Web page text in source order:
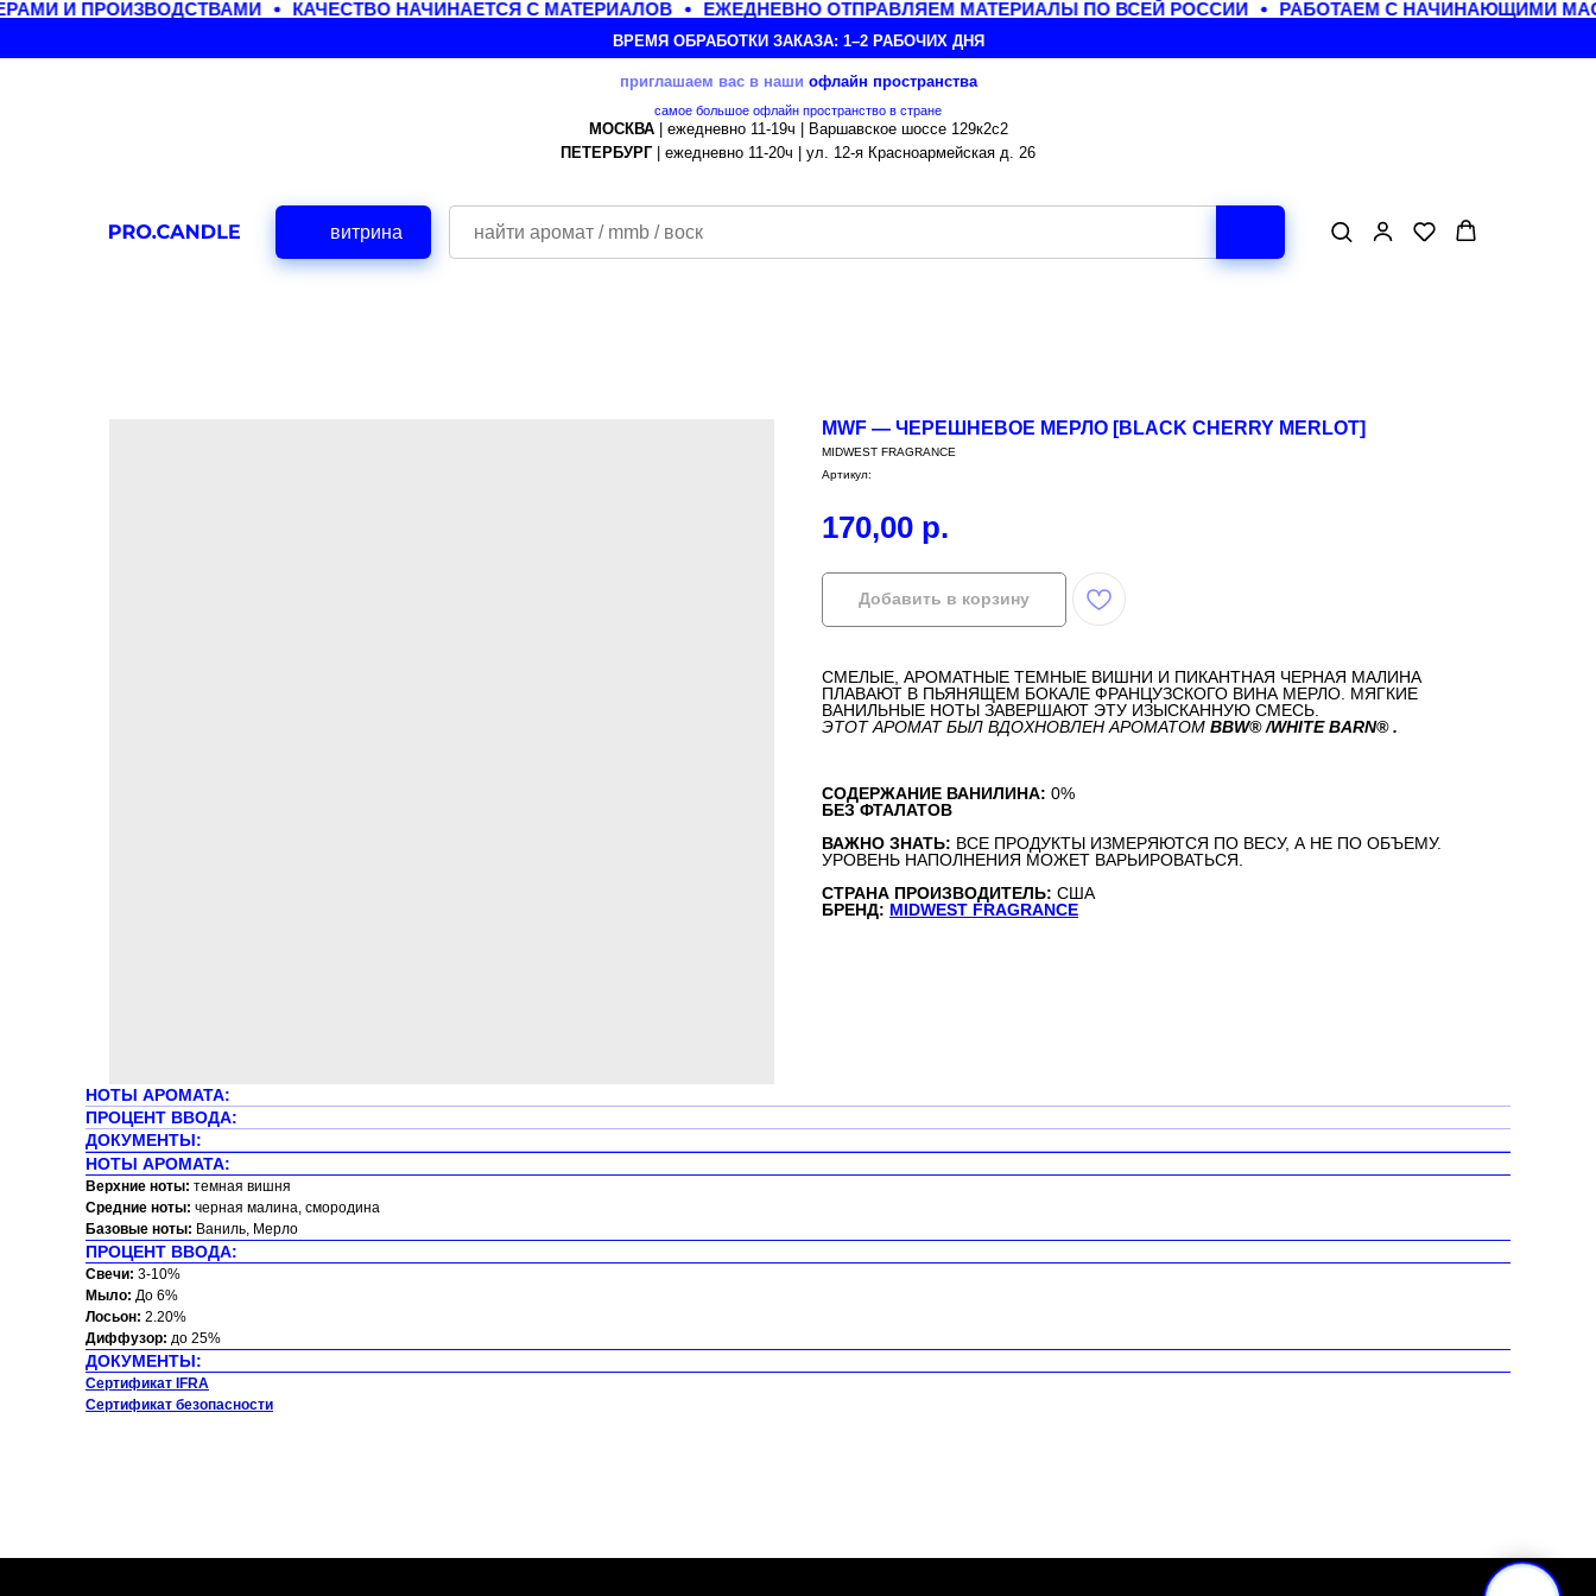
И ПРОИЗВОДСТВАМИ КАЧЕСТВО НАЧИНАЕТСЯ С МАТЕРИАЛОВ ЕЖЕДНЕВНО ОТПРАВЛЯЕМ МАТЕРИАЛЫ ПО ВСЕЙ РОССИИ РАБОТАЕМ С НАЧИНАЮЩИМИ
ВРЕМЯ ОБРАБОТКИ ЗАКАЗА: 1–2 РАБОЧИХ ДНЯ
приглашаем вас в наши офлайн пространства
самое большое офлайн пространство в стране
МОСКВА| ежедневно 11-19ч | Варшавское шоссе 129к2с2
ПЕТЕРБУРГ| ежедневно 11-20ч | ул. 12-я Красноармейская д. 26
витрина
MWF — ЧЕРЕШНЕВОЕ МЕРЛО [BLACK CHERRY MERLOT]
MIDWEST FRAGRANCE
Артикул:
170,00 р.
Добавить в корзину
СМЕЛЫЕ, АРОМАТНЫЕ ТЕМНЫЕ ВИШНИ И ПИКАНТНАЯ ЧЕРНАЯ МАЛИНА
ПЛАВАЮТ В ПЬЯНЯЩЕМ БОКАЛЕ ФРАНЦУЗСКОГО ВИНА МЕРЛО. МЯГКИЕ
ВАНИЛЬНЫЕ НОТЫ ЗАВЕРШАЮТ ЭТУ ИЗЫСКАННУЮ СМЕСЬ.
ЭТОТ АРОМАТ БЫЛ ВДОХНОВЛЕН АРОМАТОМ BBW® /WHITE BARN® .
СОДЕРЖАНИЕ ВАНИЛИНА: 0%
БЕЗ ФТАЛАТОВ
ВАЖНО ЗНАТЬ: ВСЕ ПРОДУКТЫ ИЗМЕРЯЮТСЯ ПО ВЕСУ, А НЕ ПО ОБЪЕМУ.
УРОВЕНЬ НАПОЛНЕНИЯ МОЖЕТ ВАРЬИРОВАТЬСЯ.
СТРАНА ПРОИЗВОДИТЕЛЬ: США
БРЕНД: MIDWEST FRAGRANCE
НОТЫ АРОМАТА:
ПРОЦЕНТ ВВОДА:
ДОКУМЕНТЫ:
НОТЫ АРОМАТА:
Верхние ноты: темная вишня
Средние ноты: черная малина, смородина
Базовые ноты: Ваниль, Мерло
ПРОЦЕНТ ВВОДА:
Свечи: 3-10%
Мыло: До 6%
Лосьон: 2.20%
Диффузор: до 25%
ДОКУМЕНТЫ:
Сертификат IFRA
Сертификат безопасности